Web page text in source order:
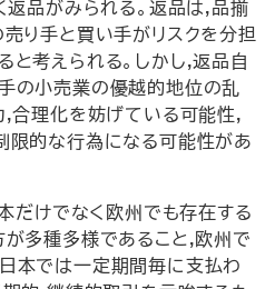
返品がみられる。返品は,品揃
り手と買い手がリスクを分担
と考えられる。しかし,返品自
の小売業の優越的地位の乱
合理化を妨げている可能性,
限的な行為になる可能性があ
本だけでなく欧州でも存在する
多種多様であること,欧州で
本では一定期間毎に支払わ